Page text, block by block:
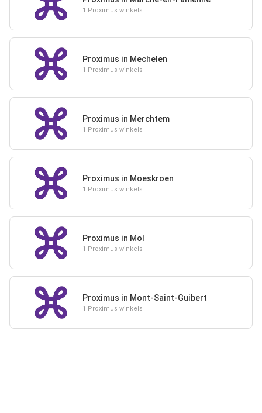
1 Proximus winkels
Proximus in Mechelen
1 Proximus winkels
Proximus in Merchtem
1 Proximus winkels
Proximus in Moeskroen
1 Proximus winkels
Proximus in Mol
1 Proximus winkels
Proximus in Mont-Saint-Guibert
1 Proximus winkels